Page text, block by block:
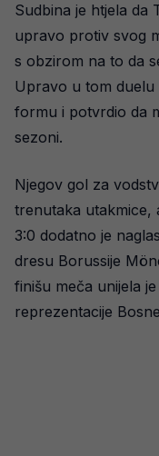
Sudbina je htjela da
upravo protiv svog
s obzirom na to da
Upravo u tom duelu
formu i potvrdio da
sezoni.
Njegov gol za
trenutaka utakmice,
3:0 dodatno je
dresu Borussije
finišu meča unijela
reprezentacije